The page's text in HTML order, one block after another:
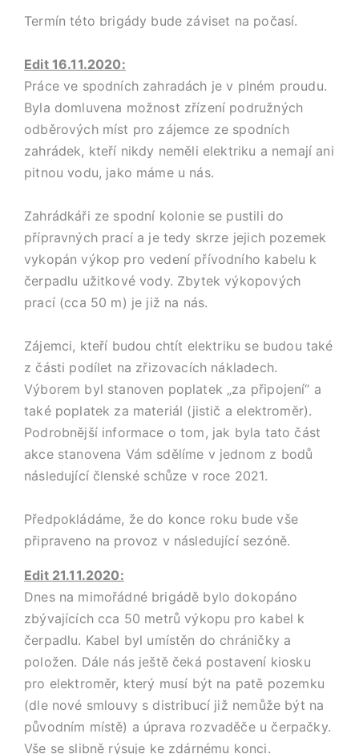
Termín této brigády bude záviset na počasí.
Edit 16.11.2020:
Práce ve spodních zahradách je v plném proudu.
Byla domluvena možnost zřízení podružných
odběrových míst pro zájemce ze spodních
zahrádek, kteří nikdy neměli elektriku a nemají ani
pitnou vodu, jako máme u nás.
Zahrádkáři ze spodní kolonie se pustili do
přípravných prací a je tedy skrze jejich pozemek
vykopán výkop pro vedení přívodního kabelu k
čerpadlu užitkové vody. Zbytek výkopových
prací (cca 50 m) je již na nás.
Zájemci, kteří budou chtít elektriku se budou také
z části podílet na zřizovacích nákladech.
Výborem byl stanoven poplatek „za připojení“ a
také poplatek za materiál (jistič a elektroměr).
Podrobnější informace o tom, jak byla tato část
akce stanovena Vám sdělíme v jednom z bodů
následující členské schůze v roce 2021.
Předpokládáme, že do konce roku bude vše
připraveno na provoz v následující sezóně.
Edit 21.11.2020:
Dnes na mimořádné brigádě bylo dokopáno
zbývajících cca 50 metrů výkopu pro kabel k
čerpadlu. Kabel byl umístěn do chráničky a
položen. Dále nás ještě čeká postavení kiosku
pro elektroměr, který musí být na patě pozemku
(dle nové smlouvy s distribucí již nemůže být na
původním místě) a úprava rozvaděče u čerpačky.
Vše se slibně rýsuje ke zdárnému konci.